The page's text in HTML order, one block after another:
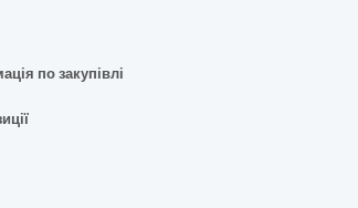
по закупівлі